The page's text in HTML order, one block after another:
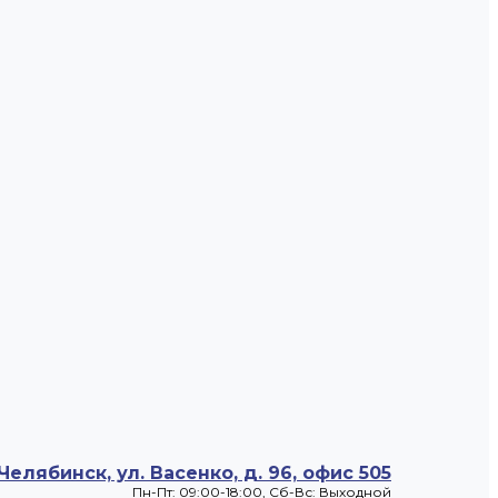
ул. Васенко, д. 96, офис 505
Пн-Пт: 09:00-18:00, Cб-Вс: Выходной